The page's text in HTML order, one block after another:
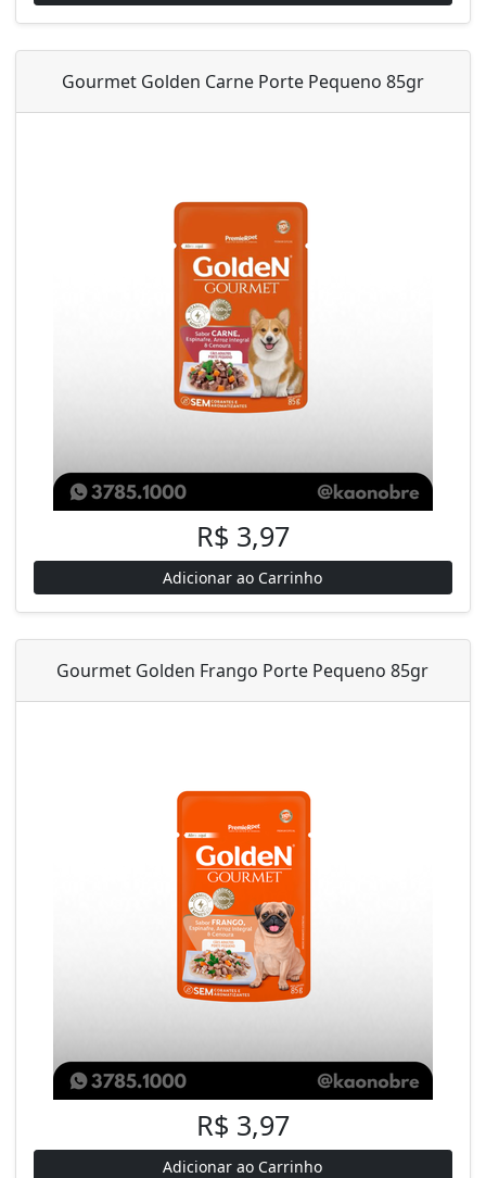
Gourmet Golden Carne Porte Pequeno 85gr
R$ 3,97
Adicionar ao Carrinho
Gourmet Golden Frango Porte Pequeno 85gr
R$ 3,97
Adicionar ao Carrinho